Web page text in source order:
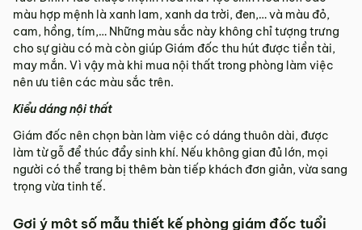
màu hợp mệnh là xanh lam, xanh da trời, đen,… và màu đỏ,
cam, hồng, tím,… Những màu sắc này không chỉ tượng trưng
cho sự giàu có mà còn giúp Giám đốc thu hút được tiền tài,
may mắn. Vì vậy mà khi mua nội thất trong phòng làm việc
nên ưu tiên các màu sắc trên.
Kiểu dáng nội thất
Giám đốc nên chọn bàn làm việc có dáng thuôn dài, được
làm từ gỗ để thúc đẩy sinh khí. Nếu không gian đủ lớn, mọi
người có thể trang bị thêm bàn tiếp khách đơn giản, vừa sang
trọng vừa tinh tế.
Gợi ý một số mẫu thiết kế phòng giám đốc tuổi